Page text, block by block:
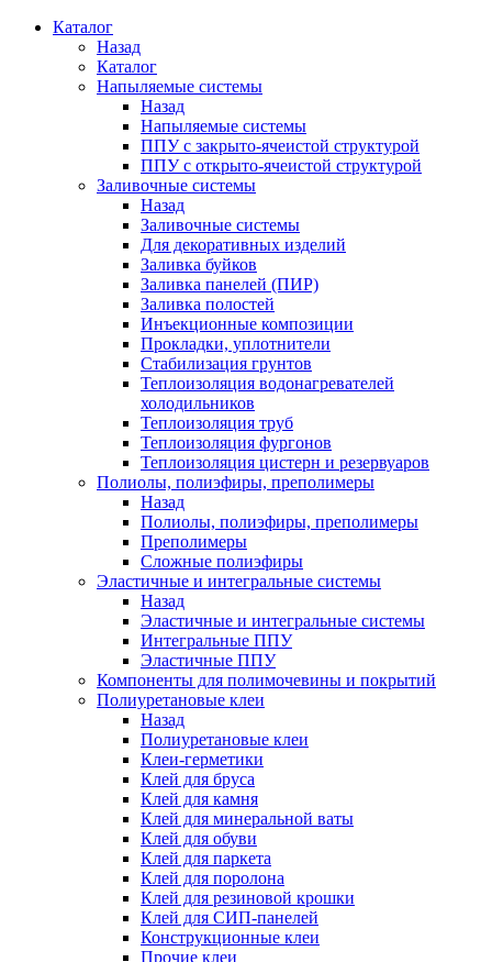
Каталог
Назад
Каталог
Напыляемые системы
Назад
Напыляемые системы
ППУ с закрыто-ячеистой структурой
ППУ с открыто-ячеистой структурой
Заливочные системы
Назад
Заливочные системы
Для декоративных изделий
Заливка буйков
Заливка панелей (ПИР)
Заливка полостей
Инъекционные композиции
Прокладки, уплотнители
Стабилизация грунтов
Теплоизоляция водонагревателей
холодильников
Теплоизоляция труб
Теплоизоляция фургонов
Теплоизоляция цистерн и резервуаров
Полиолы, полиэфиры, преполимеры
Назад
Полиолы, полиэфиры, преполимеры
Преполимеры
Сложные полиэфиры
Эластичные и интегральные системы
Назад
Эластичные и интегральные системы
Интегральные ППУ
Эластичные ППУ
Компоненты для полимочевины и покрытий
Полиуретановые клеи
Назад
Полиуретановые клеи
Клеи-герметики
Клей для бруса
Клей для камня
Клей для минеральной ваты
Клей для обуви
Клей для паркета
Клей для поролона
Клей для резиновой крошки
Клей для СИП-панелей
Конструкционные клеи
Прочие клеи